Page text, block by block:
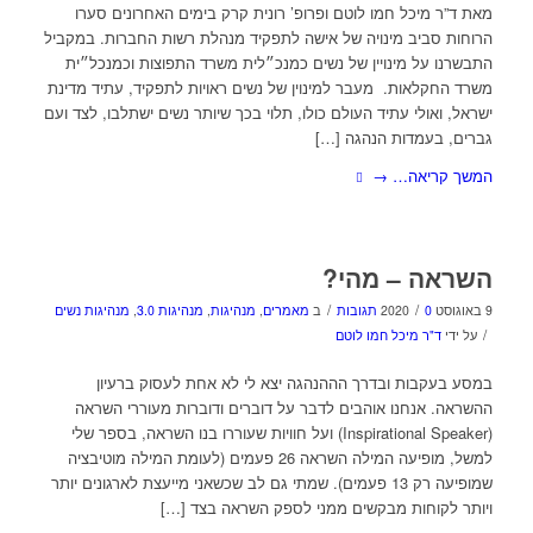
מאת ד”ר מיכל חמו לוטם ופרופ’ רונית קרק בימים האחרונים סערו
הרוחות סביב מינויה של אישה לתפקיד מנהלת רשות החברות. במקביל
התבשרנו על מינויין של נשים כמנכ״לית משרד התפוצות וכמנכל״ית
משרד החקלאות. מעבר למינוין של נשים ראויות לתפקיד, עתיד מדינת
ישראל, ואולי עתיד העולם כולו, תלוי בכך שיותר נשים ישתלבו, לצד ועם
גברים, בעמדות הנהגה […]
המשך קריאה… →
השראה – מהי?
9 באוגוסט 2020 / 0 תגובות / ב מאמרים, מנהיגות, מנהיגות 3.0 , מנהיגות נשים
/ על ידי ד"ר מיכל חמו לוטם
במסע בעקבות ובדרך הההנהגה יצא לי לא אחת לעסוק ברעיון
ההשראה. אנחנו אוהבים לדבר על דוברים ודוברות מעוררי השראה
(Inspirational Speaker) ועל חוויות שעוררו בנו השראה, בספר שלי
למשל, מופיעה המילה השראה 26 פעמים (לעומת המילה מוטיבציה
שמופיעה רק 13 פעמים). שמתי גם לב שכשאני מייעצת לארגונים יותר
ויותר לקוחות מבקשים ממני לספק השראה בצד […]